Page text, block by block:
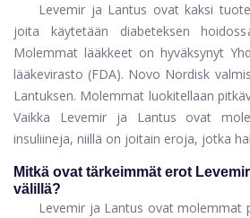
Levemir ja Lantus ovat kaksi
joita käytetään diabeteksen
Molemmat lääkkeet on hyväksynyt
lääkevirasto (FDA). Novo Nordisk
Lantuksen. Molemmat luokitellaan
Vaikka Levemir ja Lantus ovat
insuliineja, niillä on joitain eroja, jotka
Mitkä ovat tärkeimmät erot
välillä?
Levemir ja Lantus ovat molemmat